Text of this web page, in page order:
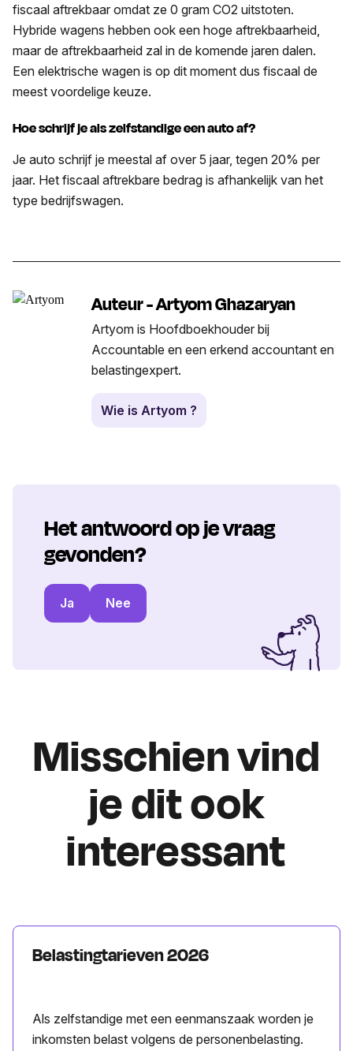
fiscaal aftrekbaar omdat ze 0 gram CO2 uitstoten.
Hybride wagens hebben ook een hoge aftrekbaarheid,
maar de aftrekbaarheid zal in de komende jaren dalen.
Een elektrische wagen is op dit moment dus fiscaal de
meest voordelige keuze.
Hoe schrijf je als zelfstandige een auto af?
Je auto schrijf je meestal af over 5 jaar, tegen 20% per
jaar. Het fiscaal aftrekbare bedrag is afhankelijk van het
type bedrijfswagen.
Auteur - Artyom Ghazaryan
Artyom is Hoofdboekhouder bij
Accountable en een erkend accountant en
belastingexpert.
Wie is Artyom ?
Het antwoord op je vraag
gevonden?
Ja Nee
Misschien vind
je dit ook
interessant
Belastingtarieven 2026
Als zelfstandige met een eenmanszaak worden je
inkomsten belast volgens de personenbelasting.